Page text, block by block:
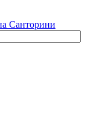
Санторини